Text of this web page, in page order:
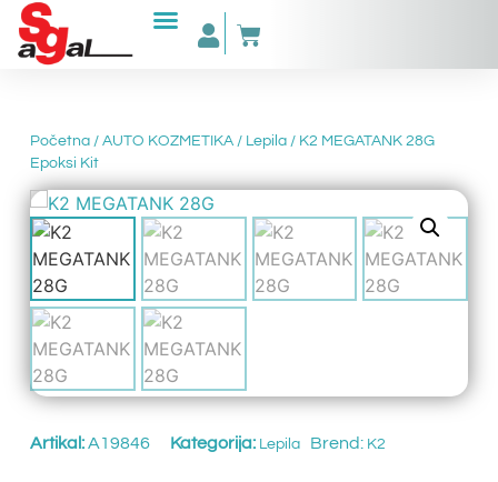
Početna/ AUTO KOZMETIKA/ Lepila/ K2 MEGATANK 28G
Epoksi Kit
Artikal:A19846 Kategorija: Lepila Brend: K2